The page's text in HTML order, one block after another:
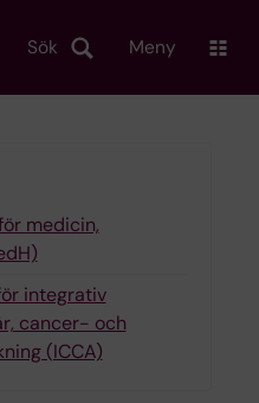
Sök Meny
medicin,
integrativ
cancer- och
(ICCA)